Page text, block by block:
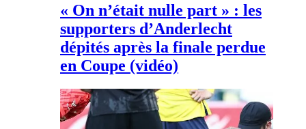
« On n’était nulle part » : les
supporters d’Anderlecht
dépités après la finale perdue
en Coupe (vidéo)